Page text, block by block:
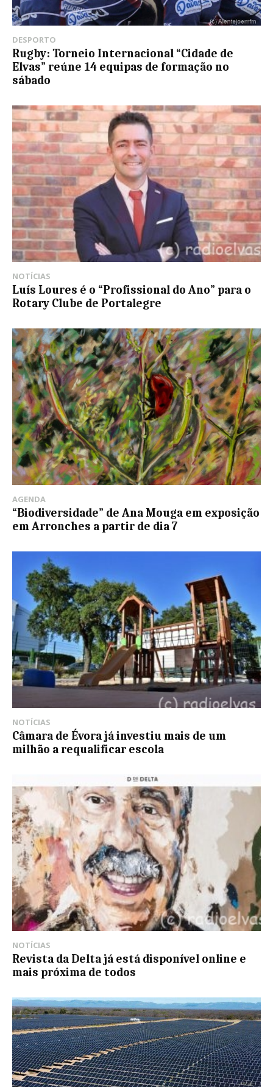
DESPORTO
Rugby: Torneio Internacional “Cidade de
Elvas” reúne 14 equipas de formação no
sábado
NOTÍCIAS
Luís Loures é o “Profissional do Ano” para o
Rotary Clube de Portalegre
AGENDA
“Biodiversidade” de Ana Mouga em exposição
em Arronches a partir de dia 7
NOTÍCIAS
Câmara de Évora já investiu mais de um
milhão a requalificar escola
NOTÍCIAS
Revista da Delta já está disponível online e
mais próxima de todos